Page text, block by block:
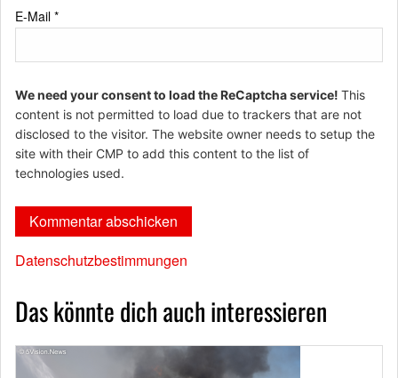
E-Mail *
We need your consent to load the ReCaptcha service! This
content is not permitted to load due to trackers that are not
disclosed to the visitor. The website owner needs to setup the
site with their CMP to add this content to the list of
technologies used.
Datenschutzbestimmungen
Das könnte dich auch interessieren